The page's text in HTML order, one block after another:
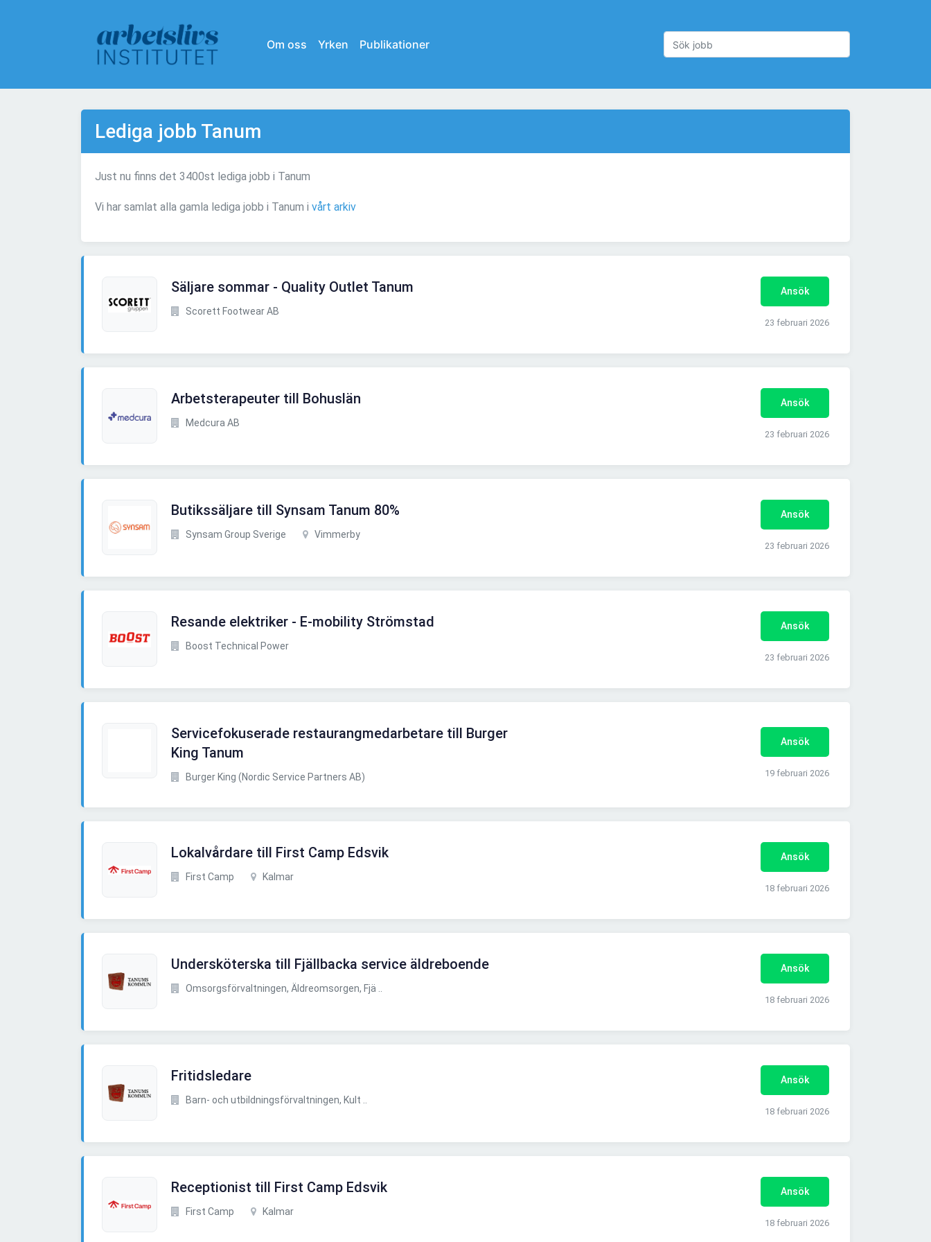
Om oss Yrken Publikationer
Lediga jobb Tanum
Just nu finns det 3400st lediga jobb i Tanum
Vi har samlat alla gamla lediga jobb i Tanum i vårt arkiv
Säljare sommar - Quality Outlet Tanum
Scorett Footwear AB
Ansök
23 februari 2026
Arbetsterapeuter till Bohuslän
Medcura AB
Ansök
23 februari 2026
Butikssäljare till Synsam Tanum 80%
Synsam Group Sverige Vimmerby
Ansök
23 februari 2026
Resande elektriker - E-mobility Strömstad
Boost Technical Power
Ansök
23 februari 2026
Servicefokuserade restaurangmedarbetare till Burger
King Tanum
Burger King (Nordic Service Partners AB)
Ansök
19 februari 2026
Lokalvårdare till First Camp Edsvik
First Camp Kalmar
Ansök
18 februari 2026
Undersköterska till Fjällbacka service äldreboende
Omsorgsförvaltningen, Äldreomsorgen, Fjä ..
Ansök
18 februari 2026
Fritidsledare
Barn- och utbildningsförvaltningen, Kult ..
Ansök
18 februari 2026
Receptionist till First Camp Edsvik
First Camp Kalmar
Ansök
18 februari 2026